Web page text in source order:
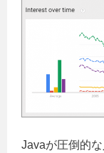
Javaが圧倒的